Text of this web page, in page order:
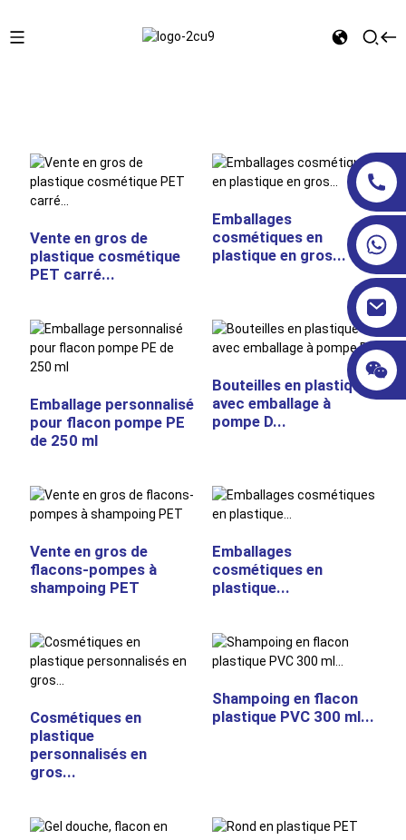
Vente en gros de
plastique cosmétique
PET carré...
Emballages
cosmétiques en
plastique en gros...
Emballage personnalisé
pour flacon pompe PE
de 250 ml
Bouteilles en plastique
avec emballage à
pompe D...
Vente en gros de
flacons-pompes à
shampoing PET
Emballages
cosmétiques en
plastique...
Cosmétiques en
plastique
personnalisés en
gros...
Shampoing en flacon
plastique PVC 300 ml...